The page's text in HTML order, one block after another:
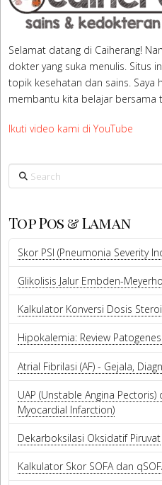
Selamat datang di Caiherang!
dokter yang suka menulis. Situs
topik kesehatan dan sains. Saya
membantu kita belajar bersama
Ikuti video kami di YouTube
Search
Top Pos & Laman
Skor PSI (Pneumonia Severity
Glikolisis Jalur Embden-
Kalkulator Konversi Dosis
Hipokalemia: Review
Atrial Fibrilasi (AF) - Gejala,
UAP (Unstable Angina Pectoris)
Myocardial Infarction)
Dekarboksilasi Oksidatif Piruvat
Kalkulator Skor SOFA dan